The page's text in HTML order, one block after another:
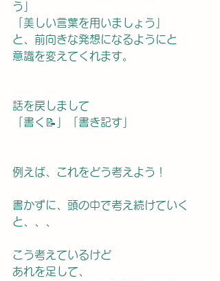
う」
「美しい言葉を用いましょう」
と、前向きな発想になるようにと
意識を変えてくれます。
話を戻しまして
「書く📝」「書き記す」
例えば、これをどう考えよう！
書かずに、頭の中で考え続けていく
と、、、
こう考えているけど
あれを足して、